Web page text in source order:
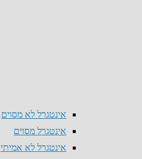
אינטגרל לא מסוים
אינטגרל מסוים
אינטגרל לא אמיתי